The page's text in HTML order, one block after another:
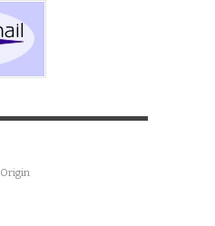
Origin